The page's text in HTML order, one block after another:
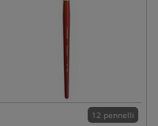
12 pennelli